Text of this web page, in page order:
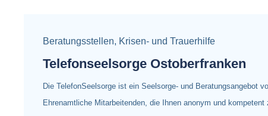
Beratungsstellen, Krisen- und Trauerhilfe
Telefonseelsorge Ostoberfranken
Die TelefonSeelsorge ist ein Seelsorge- und Beratungsangebot
Ehrenamtliche Mitarbeitenden, die Ihnen anonym und